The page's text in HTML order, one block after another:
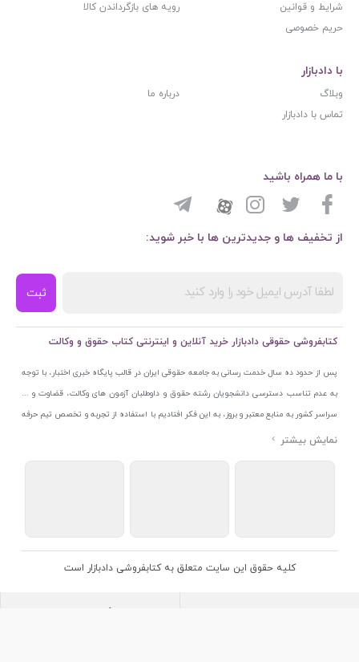
شرایط و قوانین
رویه های بازگرداندن کالا
حریم خصوصی
با دادبازار
وبلاگ
درباره ما
تماس با دادبازار
از تخفیف ها و جدیدترین ها با خبر شوید:
ثبت
با ما همراه باشید
کتابفروشی حقوقی دادبازار خرید آنلاین و اینترنتی کتاب حقوق و وکالت
پس از حدود ده سال خدمت رسانی به جامعه حقوقی ایران در قالب پایگاه خبری اختبار، با توجه
به عدم تناسب دسترسی دانشجویان رشته حقوق و داوطلبان آزمون های وکالت، قضاوت و ...
سراسر کشور به منابع معتبر و بروز، به این فکر افتادیم با استفاده از تجربه و تخصص تیم حرفه
ای اختبار خدمتی جدید به جامعه حقوقی ایران ارائه کنیم. به این منظور با راه اندازی و تجهیز
اتحادیه ناشران و کتابفروشان تهران به منظور ارائه مطمئن ترین خدمات مجموعه بسیار کامل و
معتبری از کتاب های حقوقی را به علاقمندان عرضه کرده ایم. علاوه بر این با بهره گیری از فناوری
کلیه حقوق این سایت متعلق به کتابفروشی دادبازار است